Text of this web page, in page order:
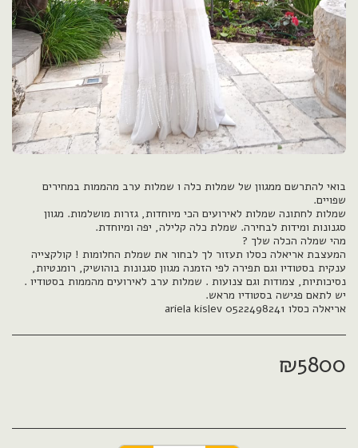
בואי להתרשם ממגוון של שמלות כלה ו שמלות ערב מהממות במחירים
שמלות לחתונה שמלות לאירועים הכי מיוחדות, גזרות מושלמות. מגוון
המעצבת אריאלה כסלו תעזור לך לבחור את שמלת החלומות ! קולקצייה
ענקית בסטודיו וגם תפירה לפי הזמנה מגוון סגנונות בוהושיק, רומנטיות,
נסיכותיות, צמודות וגם צנועות . שמלות ערב לאירועים מהממות בסטודיו .
אריאלה כסלו ariela kislev 0522498241
₪5800